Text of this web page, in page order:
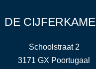
DE
Schoolstraat 2
3171 GX Poortugaal